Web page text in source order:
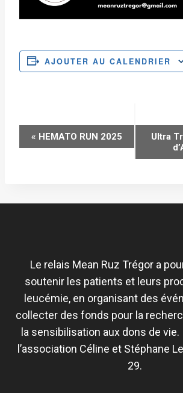
AJOUTER AU CALENDRIER
NAVIGATION
« HEMATO RUN 2025
Ultra
Le relais Mean Ruz Trégor a
soutenir les patients et leurs
leucémie, en organisant des
collecter des fonds pour la
la sensibilisation aux dons de
l’association Céline et Stéphane
29.